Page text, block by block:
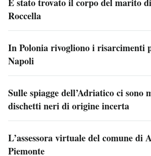
Roccella
In Polonia rivogliono i risarcimenti
Napoli
Sulle spiagge dell’Adriatico ci sono
dischetti neri di origine incerta
L’assessora virtuale del comune di
Piemonte